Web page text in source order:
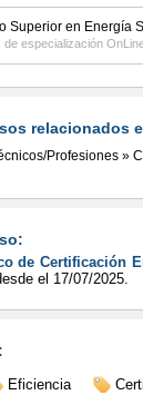
Superior en Energía
de especialización
relacionados
Profesiones »
de Certificación
el 17/07/2025.
Eficiencia